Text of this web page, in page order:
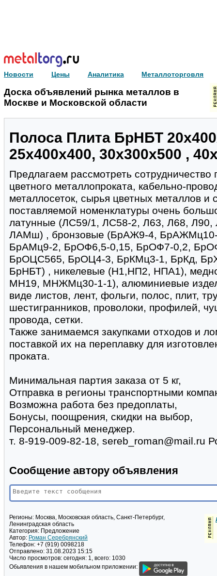
Новости Цены Аналитика Металлоторговля
Доска объявлений рынка металлов в
Москве и Московской области
Полоса Плита БрНБТ
25х400х400, 30х300х500 ,
Предлагаем рассмотреть
цветного металлопроката, кабельно-
металлосеток, сырья цветных металлов и
поставляемой номенклатуры очень
латунные (ЛС59/1, ЛС58-2, Л63, Л68,
ЛАМш) , бронзовые (БрАЖ9-4,
БрАМц9-2, БрОФ6,5-0,15, БрОФ7-0,2,
БрОЦС565, БрОЦ4-3, БрКМц3-1, БрКд,
БрНБТ) , никелевые (Н1,НП2, НПА1),
МН19, МНЖМц30-1-1), алюминиевые
виде листов, лент, фольги, полос, плит,
шестигранников, проволоки, профилей,
провода, сетки.
Также занимаемся закупками отходов и
поставкой их на переплавку для
проката.
Минимальная партия заказа от 5 кг,
Отправка в регионы транспортными
Возможна работа без предоплаты,
Бонусы, поощрения, скидки на выбор,
Персональный менеджер.
т. 8-919-009-82-18, sereb_roman@mail.ru
Сообщение автору объявления
Регионы: Москва, Московская область, Санкт-Петербург,
Ленинградская область
Категория: Предложение
Автор: Роман Серебрянский
Телефон: +7 (919) 0098218
Отправлено: 31.08.2023 15:15
Число просмотров: сегодня: 1, всего: 1030
Обьявления в нашем мобильном приложении: